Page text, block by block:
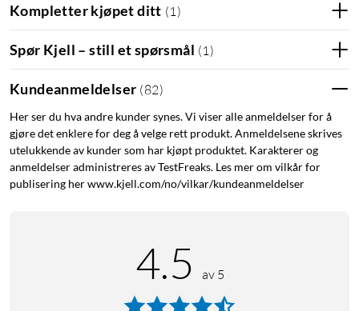
Kompletter kjøpet ditt (1 )
Spør Kjell – still et spørsmål (1 )
Kundeanmeldelser (82)
Her ser du hva andre kunder synes. Vi viser alle anmeldelser for å
gjøre det enklere for deg å velge rett produkt. Anmeldelsene skrives
utelukkende av kunder som har kjøpt produktet. Karakterer og
anmeldelser administreres av TestFreaks. Les mer om vilkår for
publisering her www.kjell.com/no/vilkar/kundeanmeldelser
4.5 av 5